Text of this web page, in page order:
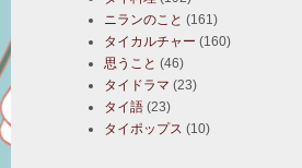
ニランのこと (161)
タイカルチャー (160)
思うこと (46)
タイドラマ (23)
タイ語 (23)
タイポップス (10)